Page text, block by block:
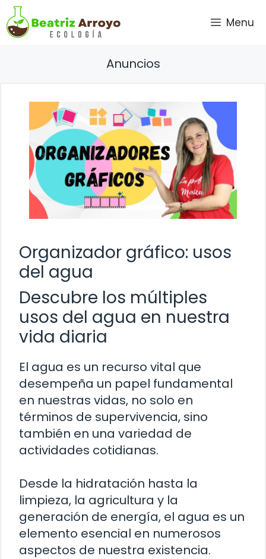
Saltar
al
contenido
Menu
Anuncios
Organizador gráfico: usos
del agua
Descubre los múltiples
usos del agua en nuestra
vida diaria
El agua es un recurso vital que
desempeña un papel fundamental
en nuestras vidas, no solo en
términos de supervivencia, sino
también en una variedad de
actividades cotidianas.
Desde la hidratación hasta la
limpieza, la agricultura y la
generación de energía, el agua es un
elemento esencial en numerosos
aspectos de nuestra existencia.